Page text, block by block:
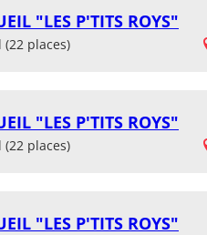
"LES P'TITS ROYS"
places)
"LES P'TITS ROYS"
places)
"LES P'TITS ROYS"